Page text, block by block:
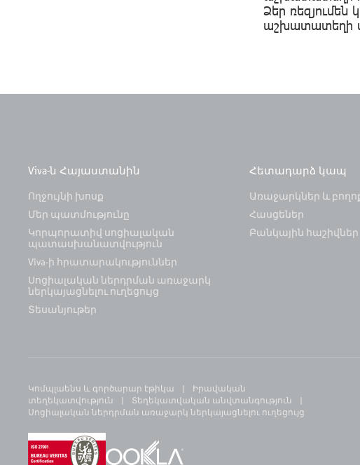
Ձեր
աշխատատեղի
Viva-ն Հայաստանին
Ողջույնի խոսք
Մեր պատմությունը
Կորպորատիվ սոցիալական
պատասխանատվություն
Viva-ի հրատարակություններ
Սոցիալական ներդրման առաջարկ
ներկայացնելու ուղեցույց
Տեսանյութեր
Հետադարձ կապ
Առաջարկներ և
Հասցեներ
Բանկային հաշիվներ
Կոմպլաենս և գործարար էթիկա
Իրավական
տեղեկատվություն
Տեղեկատվական անվտանգություն
Սոցիալական ներդրման առաջարկ ներկայացնելու ուղեցույց